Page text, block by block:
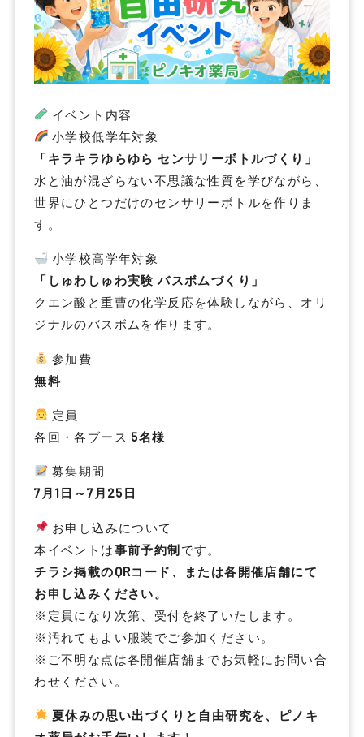
イベント内容
小学校低学年対象
「キラキラゆらゆら センサリーボトルづくり」
水と油が混ざらない不思議な性質を学びながら、
世界にひとつだけのセンサリーボトルを作りま
す。
小学校高学年対象
「しゅわしゅわ実験 バスボムづくり」
クエン酸と重曹の化学反応を体験しながら、オリ
ジナルのバスボムを作ります。
参加費
無料
定員
各回・各ブース 5名様
募集期間
7 月 1 日～7 月 25 日
お申し込みについて
本イベントは事前予約制です。
チラシ掲載のQRコード、または各開催店舗にて
お申し込みください。
※定員になり次第、受付を終了いたします。
※汚れてもよい服装でご参加ください。
※ご不明な点は各開催店舗までお気軽にお問い合
わせください。
夏休みの思い出づくりと自由研究を、ピノキ